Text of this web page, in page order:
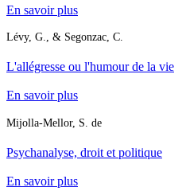
En savoir plus
Lévy, G., & Segonzac, C.
L'allégresse ou l'humour de la vie
En savoir plus
Mijolla-Mellor, S. de
Psychanalyse, droit et politique
En savoir plus